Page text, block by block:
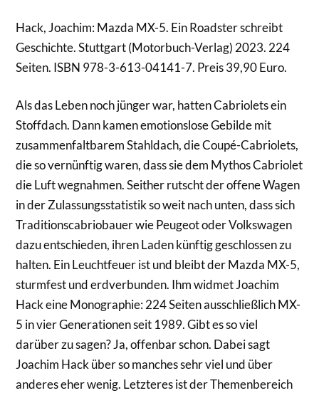
Hack, Joachim: Mazda MX-5. Ein Roadster schreibt
Geschichte. Stuttgart (Motorbuch-Verlag) 2023. 224
Seiten. ISBN 978-3-613-04141-7. Preis 39,90 Euro.
Als das Leben noch jünger war, hatten Cabriolets ein
Stoffdach. Dann kamen emotionslose Gebilde mit
zusammenfaltbarem Stahldach, die Coupé-Cabriolets,
die so vernünftig waren, dass sie dem Mythos Cabriolet
die Luft wegnahmen. Seither rutscht der offene Wagen
in der Zulassungsstatistik so weit nach unten, dass sich
Traditionscabriobauer wie Peugeot oder Volkswagen
dazu entschieden, ihren Laden künftig geschlossen zu
halten. Ein Leuchtfeuer ist und bleibt der Mazda MX-5,
sturmfest und erdverbunden. Ihm widmet Joachim
Hack eine Monographie: 224 Seiten ausschließlich MX-
5 in vier Generationen seit 1989. Gibt es so viel
darüber zu sagen? Ja, offenbar schon. Dabei sagt
Joachim Hack über so manches sehr viel und über
anderes eher wenig. Letzteres ist der Themenbereich